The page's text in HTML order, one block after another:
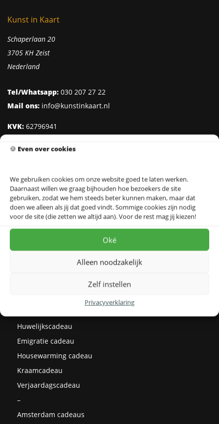
🍪 Even over cookies
We gebruiken cookies om onze website goed te laten werken.
Daarnaast willen we graag bijhouden hoe bezoekers de site
gebruiken, zodat we hem steeds beter kunnen maken, maar dat
doen we alleen als jij dat goed vindt. Sommige cookies zijn nodig
voor de site (die zetten we altijd aan). Voor de rest mag jij kiezen!
Oké
Alleen noodzakelijk
Zelf instellen
Privacyverklaring
Kunst in Kaart
Schaperlaan 20
3705 KH Zeist
Nederland
Tel/Whatsapp: 030 207 27 22
Mail ons: info@kunstinkaart.nl
KVK: 62796941
IBAN:NL95 INGB 0006 8527 18
Klantenservice
Over Kunst in Kaart
Prijzen
Huwelijkscadeau
Emigratie cadeau
Housewarming cadeau
Kraamcadeau
Verjaardagscadeau
–
Amsterdam cadeaus